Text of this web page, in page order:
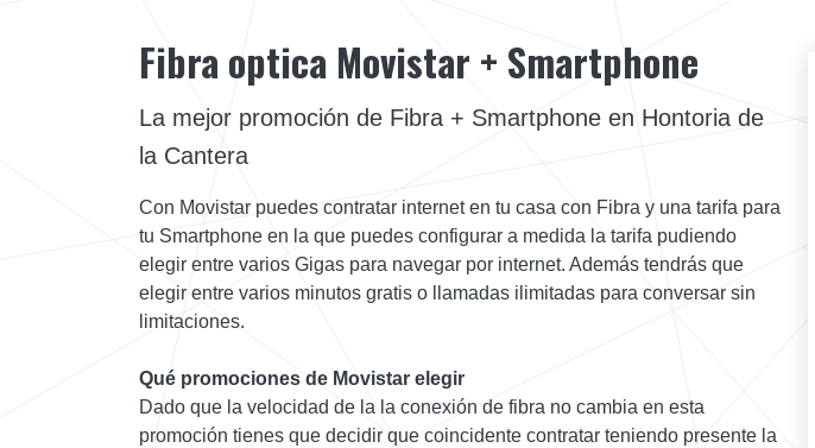
Fibra optica Movistar + Smartphone
La mejor promoción de Fibra + Smartphone en Hontoria de
la Cantera
Con Movistar puedes contratar internet en tu casa con Fibra y una tarifa para
tu Smartphone en la que puedes configurar a medida la tarifa pudiendo
elegir entre varios Gigas para navegar por internet. Además tendrás que
elegir entre varios minutos gratis o llamadas ilimitadas para conversar sin
limitaciones.
Qué promociones de Movistar elegir
Dado que la velocidad de la la conexión de fibra no cambia en esta
promoción tienes que decidir que coincidente contratar teniendo presente la